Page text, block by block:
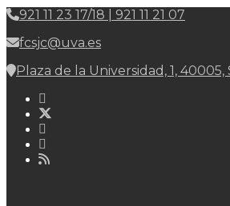
921 11 23 17/18 | 921 11 21 07
fcsjc@uva.es
Plaza de la Universidad, 1, 40005,